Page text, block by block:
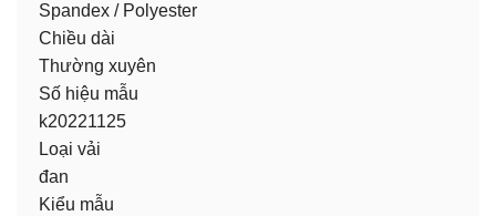
Spandex / Polyester
Chiều dài
Thường xuyên
Số hiệu mẫu
k20221125
Loại vải
đan
Kiểu mẫu